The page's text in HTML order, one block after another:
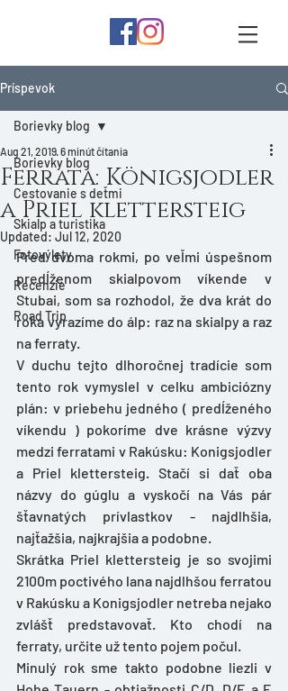
Príspevok
Borievky blog
Cestovanie s deťmi
Skialp a turistika
Fotovýlety
Recenzie
Road Trip
Borievky blog
Ferrata: Königsjodler
a Priel klettersteig
Aug 21, 2019 6 minút čítania
Updated: Jul 12, 2020
Pred dvoma rokmi, po veľmi úspešnom
predĺženom skialpovom víkende v
Stubai, som sa rozhodol, že dva krát do
roka vyrazíme do álp: raz na skialpy a raz
na ferraty.
V duchu tejto dlhoročnej tradície som
tento rok vymyslel v celku ambiciózny
plán: v priebehu jedného ( predĺženého
víkendu ) pokoríme dve krásne výzvy
medzi ferratami v Rakúsku: Konigsjodler
a Priel klettersteig. Stačí si dať oba
názvy do gúglu a vyskočí na Vás pár
šťavnatých prívlastkov - najdlhšia,
najťažšia, najkrajšia a podobne.
Skrátka Priel klettersteig je so svojimi
2100m poctivého lana najdlhšou ferratou
v Rakúsku a Konigsjodler netreba nejako
zvlášť predstavovať. Kto chodí na
ferraty, určite už tento pojem počul.
Minulý rok sme takto podobne liezli v